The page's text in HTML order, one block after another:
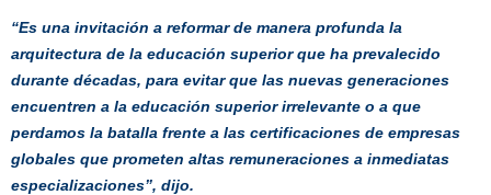
“Es una invitación a reformar de manera profunda la
arquitectura de la educación superior que ha prevalecido
durante décadas, para evitar que las nuevas generaciones
encuentren a la educación superior irrelevante o a que
perdamos la batalla frente a las certificaciones de empresas
globales que prometen altas remuneraciones a inmediatas
especializaciones”, dijo.